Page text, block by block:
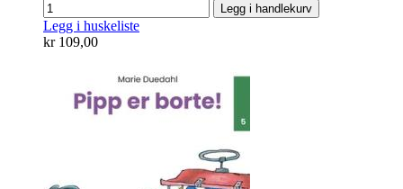
Legg i handlekurv
Legg i huskeliste
kr 109,00